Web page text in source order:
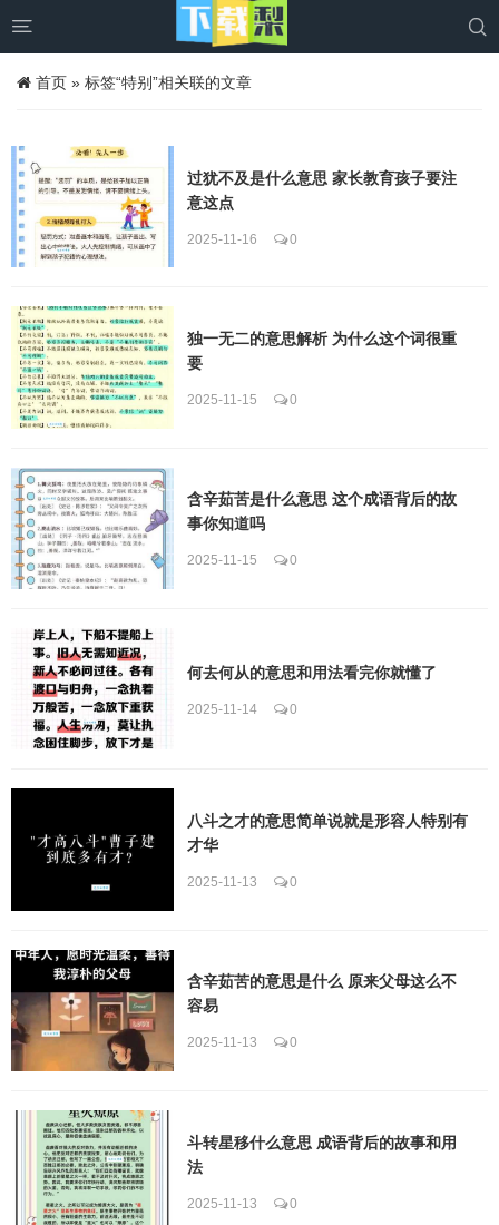
 
首页 » 标签“特别”相关联的文章
过犹不及是什么意思 家长教育孩子要注
意这点
2025-11-16 0
独一无二的意思解析 为什么这个词很重
要
2025-11-15 0
含辛茹苦是什么意思 这个成语背后的故
事你知道吗
2025-11-15 0
何去何从的意思和用法看完你就懂了
2025-11-14 0
八斗之才的意思简单说就是形容人特别有
才华
2025-11-13 0
含辛茹苦的意思是什么 原来父母这么不
容易
2025-11-13 0
斗转星移什么意思 成语背后的故事和用
法
2025-11-13 0